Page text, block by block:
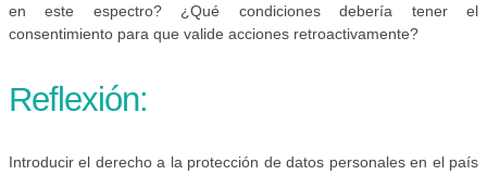
en este espectro? ¿Qué condiciones debería tener el
consentimiento para que valide acciones retroactivamente?
Reflexión:
Introducir el derecho a la protección de datos personales en el país